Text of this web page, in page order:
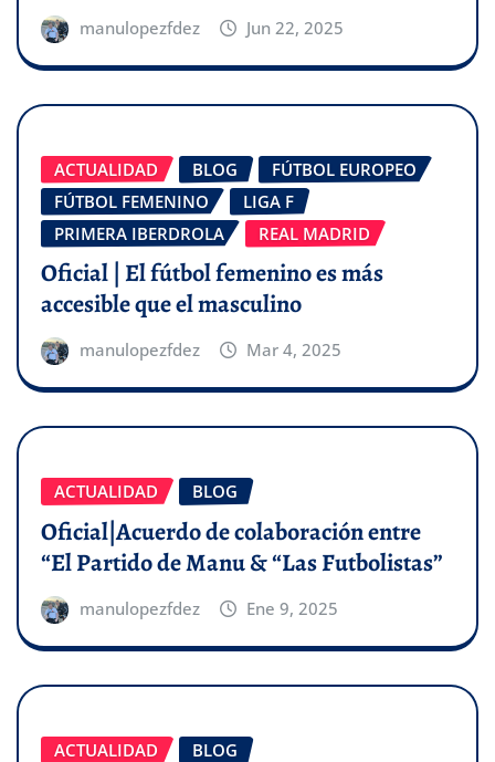
manulopezfdez Jun 22, 2025
ACTUALIDAD BLOG
FÚTBOL EUROPEO
FÚTBOL FEMENINO
LIGA F
PRIMERA IBERDROLA
REAL MADRID
Oficial | El fútbol femenino es más
accesible que el masculino
manulopezfdez Mar 4, 2025
ACTUALIDAD BLOG
Oficial|Acuerdo de colaboración entre
“El Partido de Manu & “Las Futbolistas”
manulopezfdez Ene 9, 2025
ACTUALIDAD BLOG